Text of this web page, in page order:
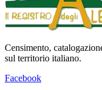
Censimento,
sul territorio italiano.
Facebook